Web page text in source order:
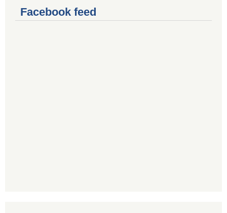
Facebook feed